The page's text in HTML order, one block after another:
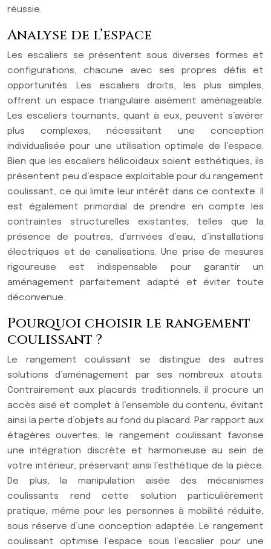
réussie.
Analyse de l’espace
Les escaliers se présentent sous diverses formes et
configurations, chacune avec ses propres défis et
opportunités. Les escaliers droits, les plus simples,
offrent un espace triangulaire aisément aménageable.
Les escaliers tournants, quant à eux, peuvent s’avérer
plus complexes, nécessitant une conception
individualisée pour une utilisation optimale de l’espace.
Bien que les escaliers hélicoïdaux soient esthétiques, ils
présentent peu d’espace exploitable pour du rangement
coulissant, ce qui limite leur intérêt dans ce contexte. Il
est également primordial de prendre en compte les
contraintes structurelles existantes, telles que la
présence de poutres, d’arrivées d’eau, d’installations
électriques et de canalisations. Une prise de mesures
rigoureuse est indispensable pour garantir un
aménagement parfaitement adapté et éviter toute
déconvenue.
Pourquoi choisir le rangement
coulissant ?
Le rangement coulissant se distingue des autres
solutions d’aménagement par ses nombreux atouts.
Contrairement aux placards traditionnels, il procure un
accès aisé et complet à l’ensemble du contenu, évitant
ainsi la perte d’objets au fond du placard. Par rapport aux
étagères ouvertes, le rangement coulissant favorise
une intégration discrète et harmonieuse au sein de
votre intérieur, préservant ainsi l’esthétique de la pièce.
De plus, la manipulation aisée des mécanismes
coulissants rend cette solution particulièrement
pratique, même pour les personnes à mobilité réduite,
sous réserve d’une conception adaptée. Le rangement
coulissant optimise l’espace sous l’escalier pour une